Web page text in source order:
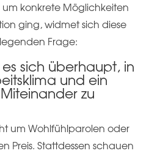
um konkrete Möglichkeiten
ging, widmet sich diese
Frage:
sich überhaupt, in
und ein
zu
um Wohlfühlparolen oder
Preis. Stattdessen schauen